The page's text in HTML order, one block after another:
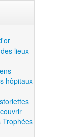
lieux
hôpitaux
Trophées